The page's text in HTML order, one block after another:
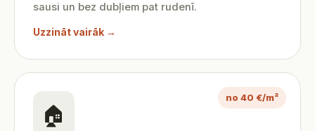
sausi un bez dubļiem pat rudenī.
Uzzināt vairāk →
no 40 €/m²
🏠